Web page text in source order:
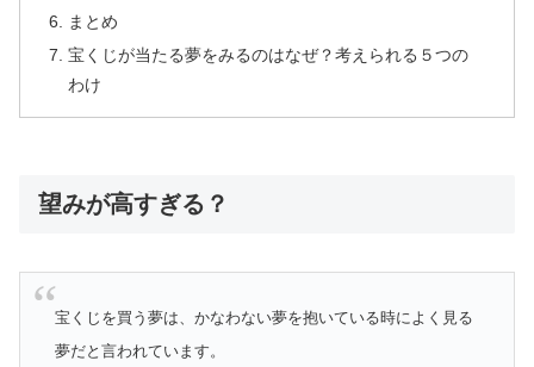
まとめ
宝くじが当たる夢をみるのはなぜ？考えられる５つの
わけ
望みが高すぎる？
宝くじを買う夢は、かなわない夢を抱いている時によく見る
夢だと言われています。